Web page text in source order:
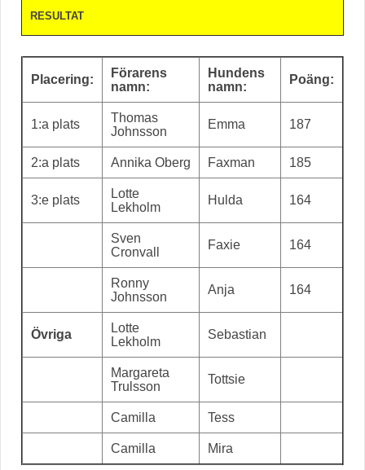
RESULTAT
Placering:
Förarens
namn:
Hundens
namn:
Poäng:
1:a plats
Thomas
Johnsson
Emma 187
2:a plats Annika Oberg Faxman 185
3:e plats
Lotte
Lekholm
Hulda 164
Sven
Cronvall
Faxie 164
Ronny
Johnsson
Anja 164
Övriga
Lotte
Lekholm
Sebastian
Margareta
Trulsson
Tottsie
Camilla Tess
Camilla Mira